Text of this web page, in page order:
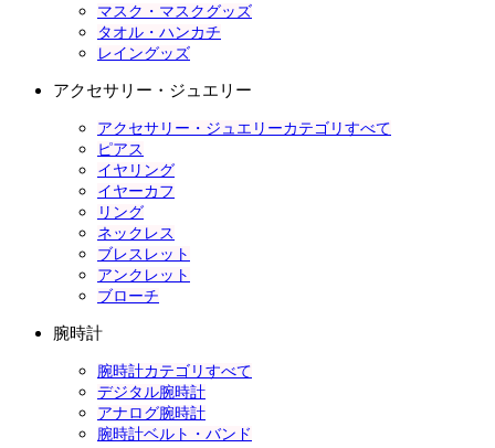
マスク・マスクグッズ
タオル・ハンカチ
レイングッズ
アクセサリー・ジュエリー
アクセサリー・ジュエリーカテゴリすべて
ピアス
イヤリング
イヤーカフ
リング
ネックレス
ブレスレット
アンクレット
ブローチ
腕時計
腕時計カテゴリすべて
デジタル腕時計
アナログ腕時計
腕時計ベルト・バンド